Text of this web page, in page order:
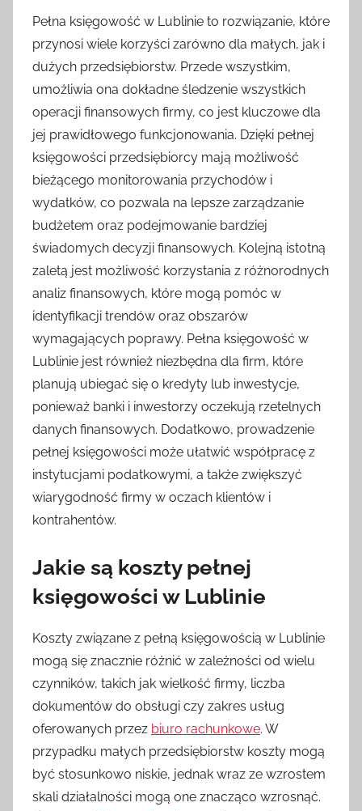
Pełna księgowość w Lublinie to rozwiązanie, które
przynosi wiele korzyści zarówno dla małych, jak i
dużych przedsiębiorstw. Przede wszystkim,
umożliwia ona dokładne śledzenie wszystkich
operacji finansowych firmy, co jest kluczowe dla
jej prawidłowego funkcjonowania. Dzięki pełnej
księgowości przedsiębiorcy mają możliwość
bieżącego monitorowania przychodów i
wydatków, co pozwala na lepsze zarządzanie
budżetem oraz podejmowanie bardziej
świadomych decyzji finansowych. Kolejną istotną
zaletą jest możliwość korzystania z różnorodnych
analiz finansowych, które mogą pomóc w
identyfikacji trendów oraz obszarów
wymagających poprawy. Pełna księgowość w
Lublinie jest również niezbędna dla firm, które
planują ubiegać się o kredyty lub inwestycje,
ponieważ banki i inwestorzy oczekują rzetelnych
danych finansowych. Dodatkowo, prowadzenie
pełnej księgowości może ułatwić współpracę z
instytucjami podatkowymi, a także zwiększyć
wiarygodność firmy w oczach klientów i
kontrahentów.
Jakie są koszty pełnej
księgowości w Lublinie
Koszty związane z pełną księgowością w Lublinie
mogą się znacznie różnić w zależności od wielu
czynników, takich jak wielkość firmy, liczba
dokumentów do obsługi czy zakres usług
oferowanych przez biuro rachunkowe. W
przypadku małych przedsiębiorstw koszty mogą
być stosunkowo niskie, jednak wraz ze wzrostem
skali działalności mogą one znacząco wzrosnąć.